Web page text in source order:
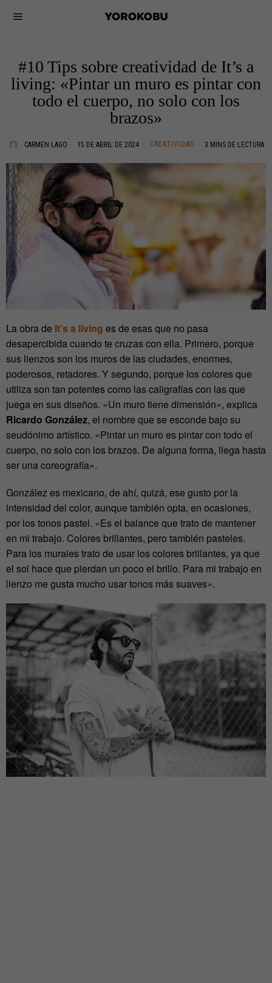
#10 Tips sobre creatividad de It’s a
living: «Pintar un muro es pintar con
todo el cuerpo, no solo con los
brazos»
CARMEN LAGO 15 DE ABRIL DE 2024 CREATIVIDAD 3 MINS DE LECTURA
La obra de It’s a living es de esas que no pasa
desapercibida cuando te cruzas con ella. Primero, porque
sus lienzos son los muros de las ciudades, enormes,
poderosos, retadores. Y segundo, porque los colores que
utiliza son tan potentes como las caligrafías con las que
juega en sus diseños. «Un muro tiene dimensión», explica
Ricardo González, el nombre que se esconde bajo su
seudónimo artístico. «Pintar un muro es pintar con todo el
cuerpo, no solo con los brazos. De alguna forma, llega hasta
ser una coreografía».
González es mexicano, de ahí, quizá, ese gusto por la
intensidad del color, aunque también opta, en ocasiones,
por los tonos pastel. «Es el balance que trato de mantener
en mi trabajo. Colores brillantes, pero también pasteles.
Para los murales trato de usar los colores brillantes, ya que
el sol hace que pierdan un poco el brillo. Para mi trabajo en
lienzo me gusta mucho usar tonos más suaves».